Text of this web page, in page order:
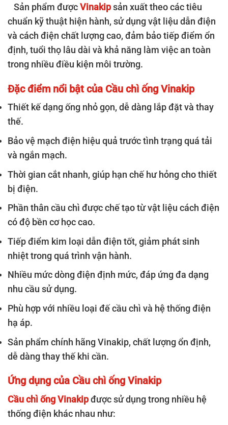
Sản phẩm đượcVinakipsản xuất theo các tiêu
chuẩn kỹ thuật hiện hành, sử dụng vật liệu dẫn điện
và cách điện chất lượng cao, đảm bảo tiếp điểm ổn
định, tuổi thọ lâu dài và khả năng làm việc an toàn
trong nhiều điều kiện môi trường.
Đặc điểm nổi bật của Cầu chì ống Vinakip
Thiết kế dạng ống nhỏ gọn, dễ dàng lắp đặt và thay
thế.
Bảo vệ mạch điện hiệu quả trước tình trạng quá tải
và ngắn mạch.
Thời gian cắt nhanh, giúp hạn chế hư hỏng cho thiết
bị điện.
Phần thân cầu chì được chế tạo từ vật liệu cách điện
có độ bền cơ học cao.
Tiếp điểm kim loại dẫn điện tốt, giảm phát sinh
nhiệt trong quá trình vận hành.
Nhiều mức dòng điện định mức, đáp ứng đa dạng
nhu cầu sử dụng.
Phù hợp với nhiều loại đế cầu chì và hệ thống điện
hạ áp.
Sản phẩm chính hãng Vinakip, chất lượng ổn định,
dễ dàng thay thế khi cần.
Ứng dụng của Cầu chì ống Vinakip
Cầu chì ống Vinakipđược sử dụng trong nhiều hệ
thống điện khác nhau như: